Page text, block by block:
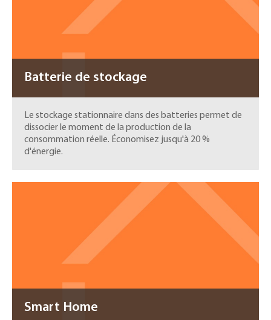
Batterie de stockage
Le stockage stationnaire dans des batteries permet de
dissocier le moment de la production de la
consommation réelle. Économisez jusqu'à 20 %
d'énergie.
Smart Home